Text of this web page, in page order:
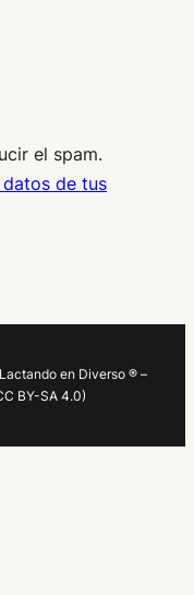
el spam.
de tus
en Diverso ® –
BY-SA 4.0)